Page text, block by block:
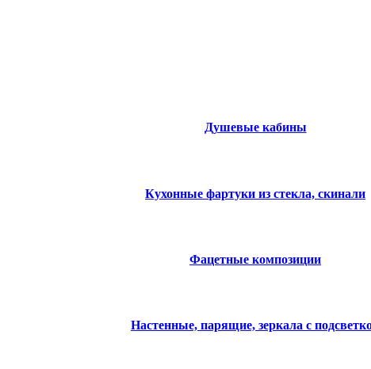
Душевые кабины
Кухонные фартуки из стекла, скинали
Фацетные композиции
Настенные, парящие, зеркала с